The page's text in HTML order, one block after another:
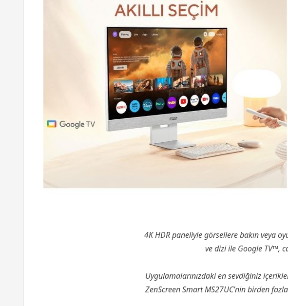
4K HDR paneliyle görsellere bakın veya
ve dizi ile Google TV™,
Uygulamalarınızdaki en sevdiğiniz
ZenScreen Smart MS27UC’nin birden